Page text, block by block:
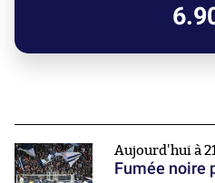
Aujourd'hui à
Fumée noire